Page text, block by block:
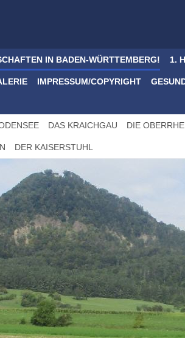
IN BADEN-WÜRTTEMBERG! 1.
IMPRESSUM/COPYRIGHT
DAS KRAICHGAU DIE
DER KAISERSTUHL